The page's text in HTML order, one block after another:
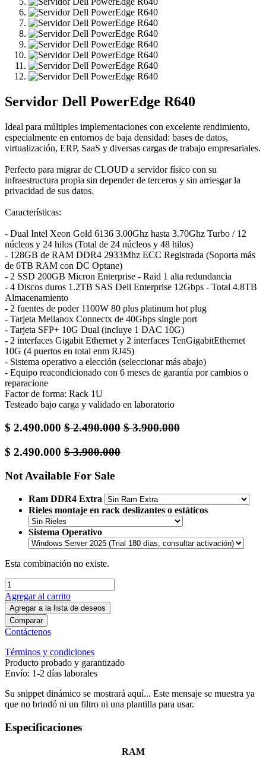
Servidor Dell PowerEdge R640
Ideal para múltiples implementaciones con excelente rendimiento,
especialmente en entornos de baja densidad: bases de datos,
virtualización, ERP, SaaS y diversas cargas de trabajo empresariales.
Perfecto para migrar de CLOUD a servidor físico con su
infraestructura propia sin depender de terceros y sin arriesgar la
privacidad de sus datos.
Características:
- Dual Intel Xeon Gold 6136 3.00Ghz hasta 3.70Ghz Turbo / 12
núcleos y 24 hilos (Total de 24 núcleos y 48 hilos)
- 128GB de RAM DDR4 2933Mhz ECC Registrada (Soporta más
de 6TB RAM con DC Optane)
- 2 SSD 200GB Micron Enterprise - Raid 1 alta redundancia
- 4 Discos duros 1.2TB SAS Dell Enterprise 12Gbps - Total 4.8TB
Almacenamiento
- 2 fuentes de poder 1100W 80 plus platinum hot plug
- Tarjeta Mellanox Connectx de 40Gbps single port
- Tarjeta SFP+ 10G Dual (incluye 1 DAC 10G)
- 2 interfaces Gigabit Ethernet y 2 interfaces TenGigabitEthernet
10G (4 puertos en total enm RJ45)
- Sistema operativo a elección (seleccionar más abajo)
- Equipo reacondicionado con 6 meses de garantía por cambios o
reparacione
Factor de forma: Rack 1U
Testeado bajo carga y validado en laboratorio
$ 2.490.000 $2.490.000 $3.900.000
$ 2.490.000 $3.900.000
Not Available For Sale
Ram DDR4 Extra
Rieles montaje en rack deslizantes o estáticos
Sistema Operativo
Esta combinación no existe.
Agregar al carrito
Agregar a la lista de deseos
Comparar
Contáctenos
Términos y condiciones
Producto probado y garantizado
Envío: 1-2 días laborales
Su snippet dinámico se mostrará aquí... Este mensaje se muestra ya
que no brindó ni un filtro ni una plantilla para usar.
Especificaciones
RAM